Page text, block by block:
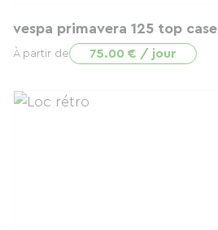
vespa primavera 125 top case
À partir de 75.00 € / jour